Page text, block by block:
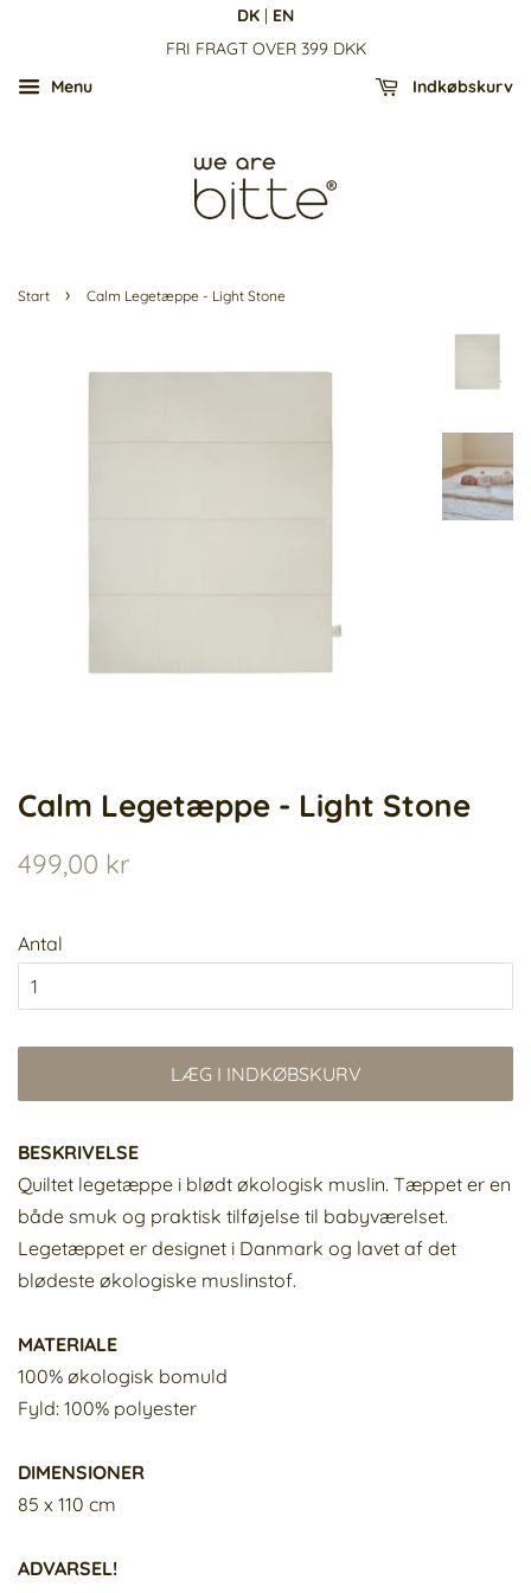
DK | EN
FRI FRAGT OVER 399 DKK
Menu
Indkøbskurv
Start › Calm Legetæppe - Light Stone
Calm Legetæppe - Light Stone
Normalpris
499,00 kr
Antal
LÆG I INDKØBSKURV
BESKRIVELSE
Quiltet legetæppe i blødt økologisk muslin. Tæppet er en
både smuk og praktisk tilføjelse til babyværelset.
Legetæppet er designet i Danmark og lavet af det
blødeste økologiske muslinstof.
MATERIALE
100% økologisk bomuld
Fyld: 100% polyester
DIMENSIONER
85 x 110 cm
ADVARSEL!